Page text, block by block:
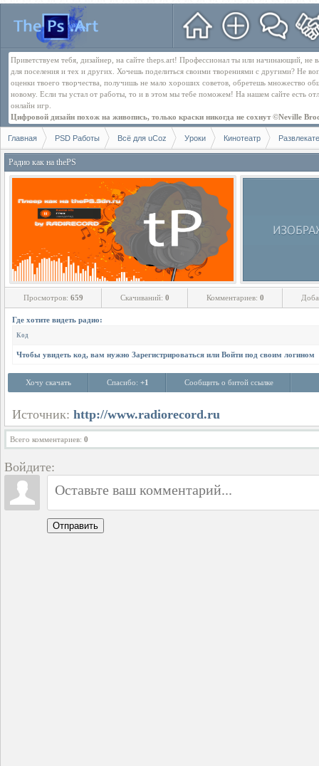
Приветствуем тебя, дизайнер, на сайте theps.art! Профессионал ты или начинающий,
для поселения и тех и других. Хочешь поделиться своими творениями с другими? Не
оценки твоего творчества, получишь не мало хороших советов, обретешь множество
новому. Если ты устал от работы, то и в этом мы тебе поможем! На нашем сайте есть
онлайн игр.
Цифровой дизайн похож на живопись, только краски никогда не сохнут ©Neville
Главная PSD Работы Всё для uCoz Уроки Кинотеатр
Радио как на thePS
Просмотров: 659 Скачиваний: 0 Комментариев: 0
Где хотите видеть радио:
Код
Чтобы увидеть код, вам нужно Зарегистрироваться или Войти под своим логином
Хочу скачать Спасибо: +1 Сообщить о битой ссылке
Источник: http://www.radiorecord.ru
Всего комментариев: 0
Войдите:
Отправить